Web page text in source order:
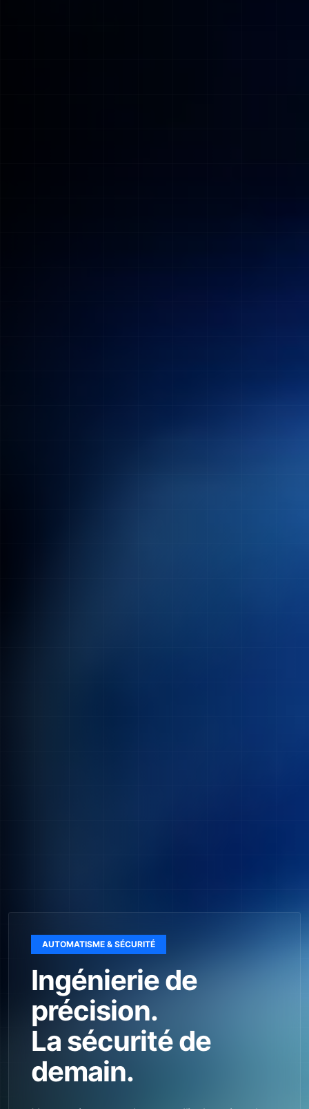
AUTOMATISME & SÉCURITÉ
Ingénierie de
précision.
La sécurité de
demain.